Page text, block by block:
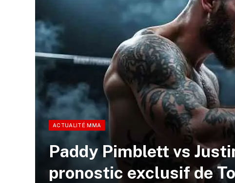
ACTUALITÉ MMA
Paddy Pimblett vs
pronostic exclusif de